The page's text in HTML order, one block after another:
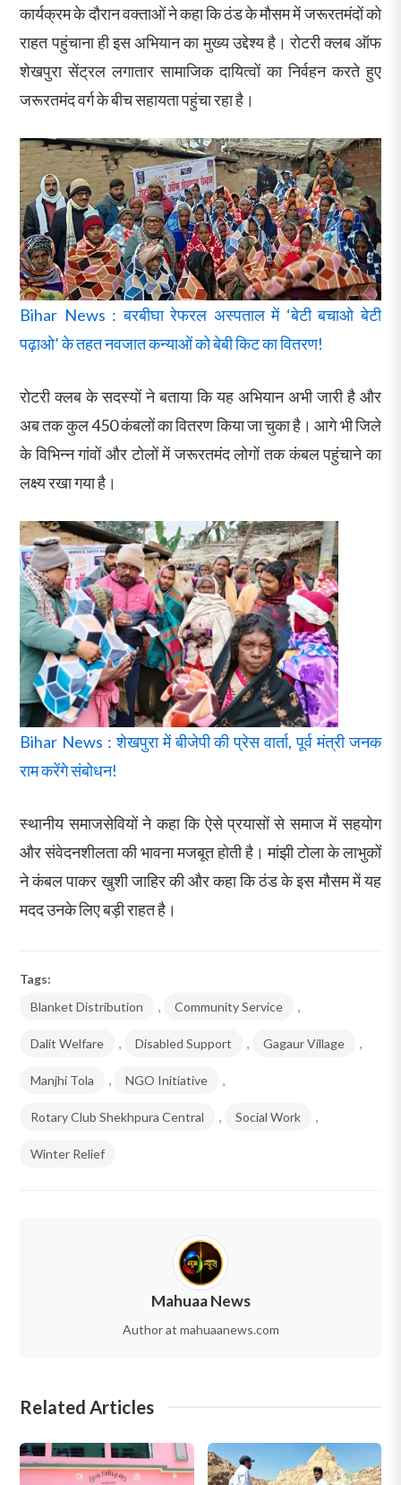
कार्यक्रम के दौरान वक्ताओं ने कहा कि ठंड के मौसम में जरूरतमंदों को
राहत पहुंचाना ही इस अभियान का मुख्य उद्देश्य है। रोटरी क्लब ऑफ
शेखपुरा सेंट्रल लगातार सामाजिक दायित्वों का निर्वहन करते हुए
जरूरतमंद वर्ग के बीच सहायता पहुंचा रहा है।
Bihar News : बरबीघा रेफरल अस्पताल में ‘बेटी बचाओ बेटी
पढ़ाओ’ के तहत नवजात कन्याओं को बेबी किट का वितरण!
रोटरी क्लब के सदस्यों ने बताया कि यह अभियान अभी जारी है और
अब तक कुल 450 कंबलों का वितरण किया जा चुका है। आगे भी जिले
के विभिन्न गांवों और टोलों में जरूरतमंद लोगों तक कंबल पहुंचाने का
लक्ष्य रखा गया है।
Bihar News : शेखपुरा में बीजेपी की प्रेस वार्ता, पूर्व मंत्री जनक
राम करेंगे संबोधन!
स्थानीय समाजसेवियों ने कहा कि ऐसे प्रयासों से समाज में सहयोग
और संवेदनशीलता की भावना मजबूत होती है। मांझी टोला के लाभुकों
ने कंबल पाकर खुशी जाहिर की और कहा कि ठंड के इस मौसम में यह
मदद उनके लिए बड़ी राहत है।
Tags:
Blanket Distribution
, Community Service ,
Dalit Welfare , Disabled Support , Gagaur Village ,
Manjhi Tola , NGO Initiative ,
Rotary Club Shekhpura Central , Social Work ,
Winter Relief
Mahuaa News
Author at mahuaanews.com
Related Articles